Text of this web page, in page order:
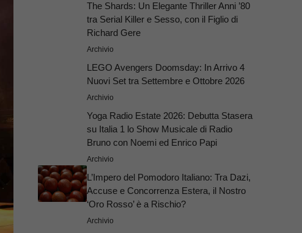
The Shards: Un Elegante Thriller Anni ’80
tra Serial Killer e Sesso, con il Figlio di
Richard Gere
Archivio
LEGO Avengers Doomsday: In Arrivo 4
Nuovi Set tra Settembre e Ottobre 2026
Archivio
Yoga Radio Estate 2026: Debutta Stasera
su Italia 1 lo Show Musicale di Radio
Bruno con Noemi ed Enrico Papi
Archivio
L’Impero del Pomodoro Italiano: Tra Dazi,
Accuse e Concorrenza Estera, il Nostro
‘Oro Rosso’ è a Rischio?
Archivio